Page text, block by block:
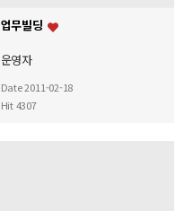
업무빌딩
운영자
Date 2011-02-18
Hit 4307